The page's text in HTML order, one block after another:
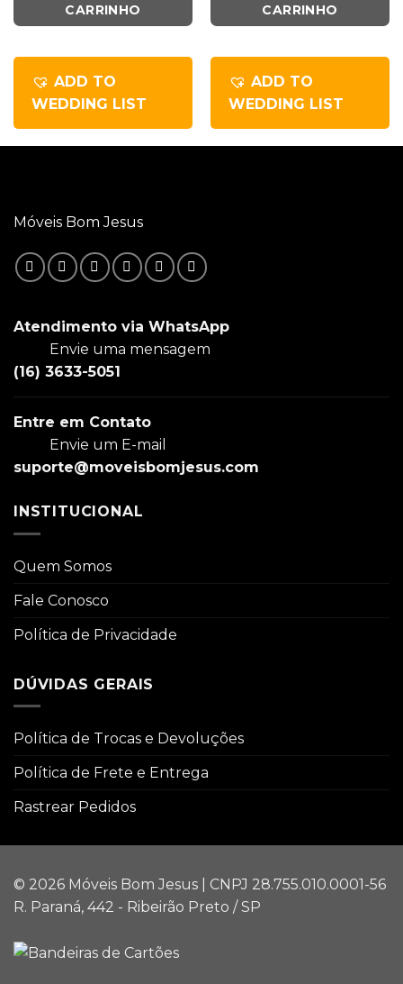
CARRINHO
ADD TO
WEDDING LIST
CARRINHO
ADD TO
WEDDING LIST
Móveis Bom Jesus
Atendimento via WhatsApp
Envie uma mensagem
(16) 3633-5051
Entre em Contato
Envie um E-mail
suporte@moveisbomjesus.com
INSTITUCIONAL
Quem Somos
Fale Conosco
Política de Privacidade
DÚVIDAS GERAIS
Política de Trocas e Devoluções
Política de Frete e Entrega
Rastrear Pedidos
© 2026 Móveis Bom Jesus | CNPJ 28.755.010.0001-56
R. Paraná, 442 - Ribeirão Preto / SP